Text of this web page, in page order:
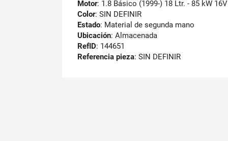
Motor: 1.8 Básico (1999-) 18 Ltr. - 85 kW 16V
Color: SIN DEFINIR
Estado: Material de segunda mano
Ubicación: Almacenada
RefID: 144651
Referencia pieza: SIN DEFINIR